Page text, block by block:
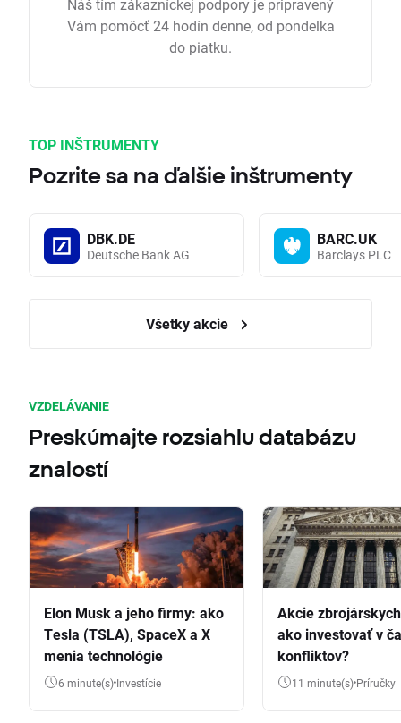
Náš tím zákazníckej podpory je pripravený
Vám pomôcť 24 hodín denne, od pondelka
do piatku.
TOP INŠTRUMENTY
Pozrite sa na ďalšie inštrumenty
DBK.DE
Deutsche Bank AG
BARC.UK
Barclays PLC
Všetky akcie
VZDELÁVANIE
Preskúmajte rozsiahlu databázu
znalostí
Elon Musk a jeho firmy: ako
Tesla (TSLA), SpaceX a X
menia technológie
6 minute(s) Investície
Akcie
ako investovať v
konfliktov?
11 minute(s) Príručky